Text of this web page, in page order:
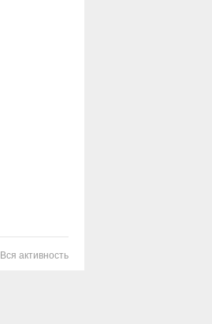
Вся активность